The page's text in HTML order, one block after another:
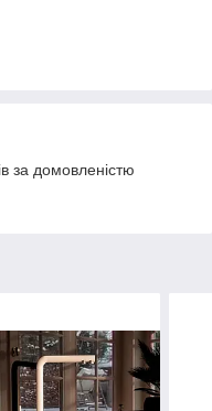
за домовленістю